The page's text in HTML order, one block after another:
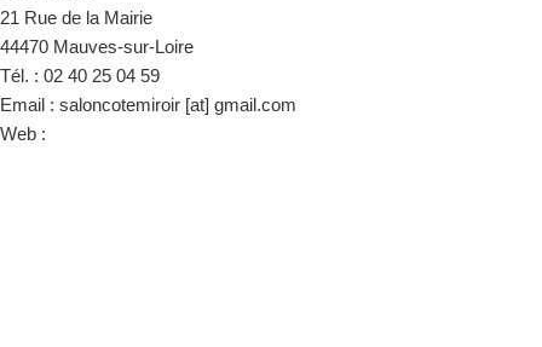
21 Rue de la Mairie
44470 Mauves-sur-Loire
Tél. : 02 40 25 04 59
Email : saloncotemiroir [at] gmail.com
Web :